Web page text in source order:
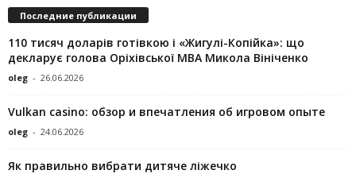
Последние публикации
110 тисяч доларів готівкою і «Жигулі-Копійка»: що
декларує голова Оріхівської МВА Микола Вініченко
oleg - 26.06.2026
Vulkan casino: обзор и впечатления об игровом опыте
oleg - 24.06.2026
Як правильно вибрати дитяче ліжечко